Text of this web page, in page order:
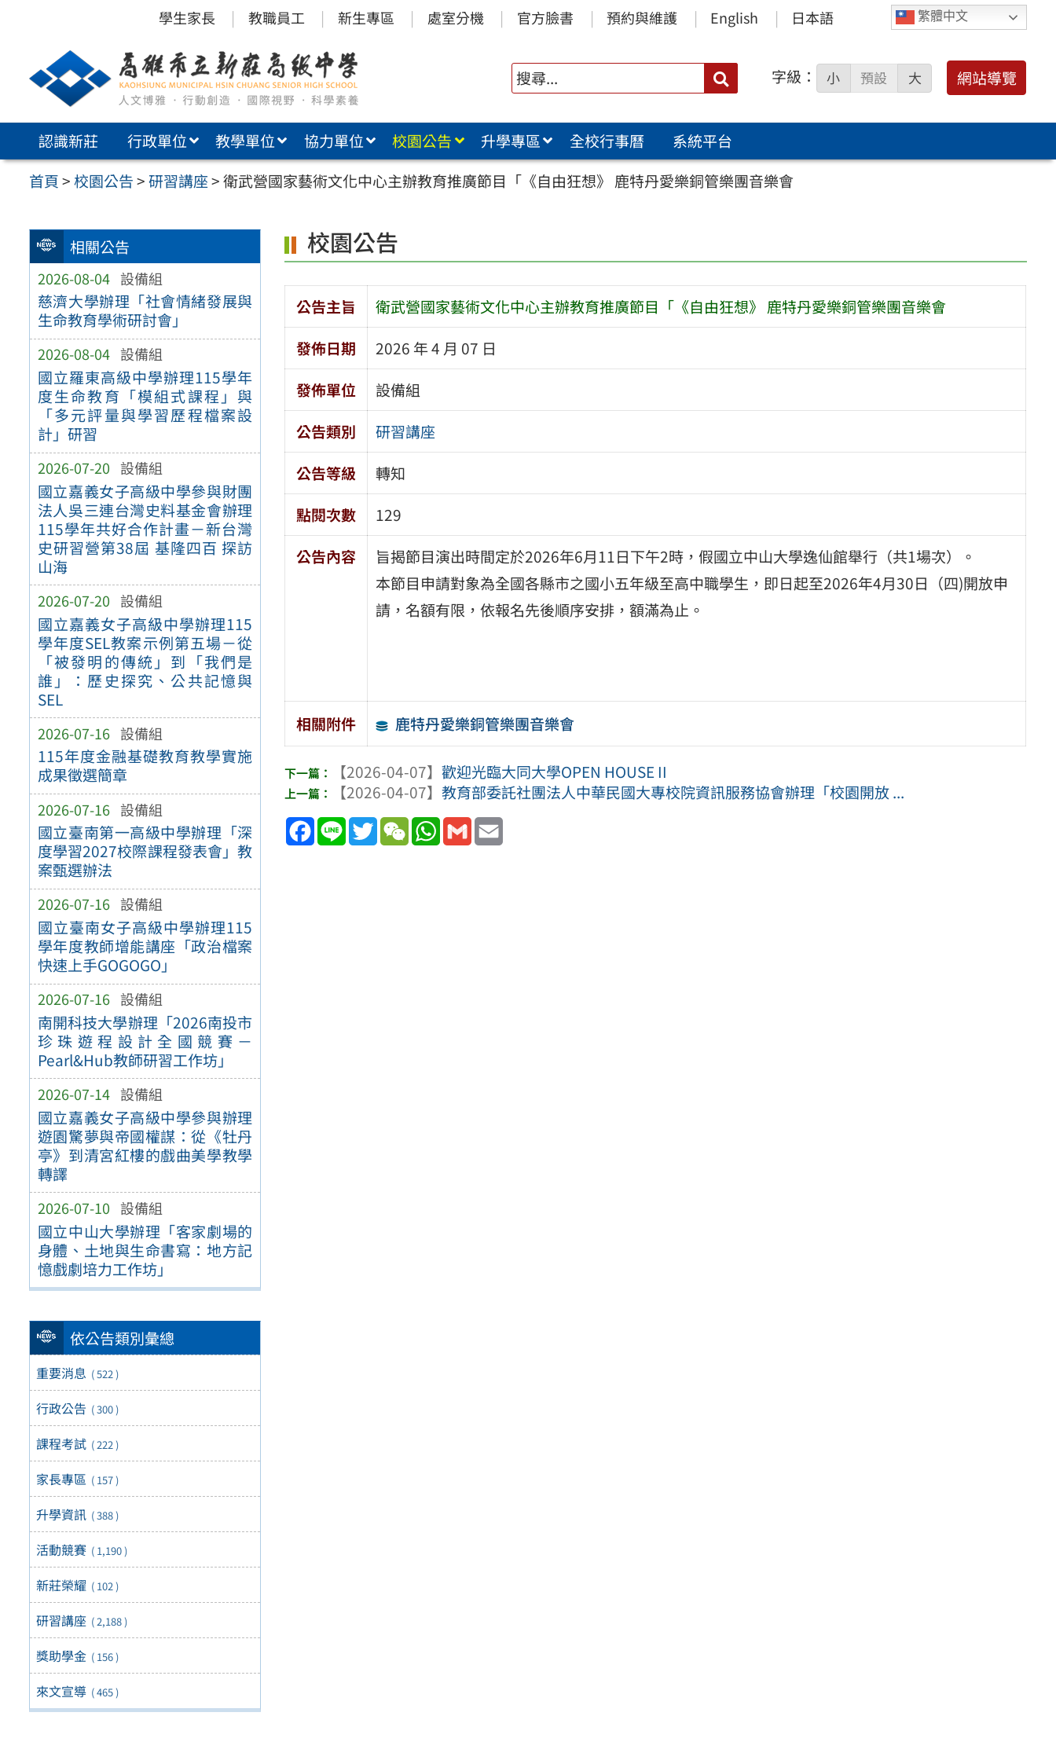
內
繁體中文
學生家長 教職員工 新生專區 處室分機 官方臉書 預約與維護 English 日本語
搜
尋：
字級： 小 預設 大 網站導覽
認識新莊 行政單位 教學單位 協力單位 校園公告 升學專區 全校行事曆
系統平台
首頁>校園公告>研習講座>衛武營國家藝術文化中心主辦教育推廣節目「《自由狂想》 鹿特丹愛樂銅管樂團音樂會
相關公告
2026-08-04 設備組
慈濟大學辦理「社會情緒發展與
生命教育學術研討會」
2026-08-04 設備組
國立羅東高級中學辦理115學年
度生命教育「模組式課程」與
「多元評量與學習歷程檔案設
計」研習
2026-07-20 設備組
國立嘉義女子高級中學參與財團
法人吳三連台灣史料基金會辦理
115學年共好合作計畫－新台灣
史研習營第38屆 基隆四百 探訪
山海
2026-07-20 設備組
國立嘉義女子高級中學辦理115
學年度SEL教案示例第五場－從
「被發明的傳統」到「我們是
誰」：歷史探究、公共記憶與
SEL
2026-07-16 設備組
115年度金融基礎教育教學實施
成果徵選簡章
2026-07-16 設備組
國立臺南第一高級中學辦理「深
度學習2027校際課程發表會」教
案甄選辦法
2026-07-16 設備組
國立臺南女子高級中學辦理115
學年度教師增能講座「政治檔案
快速上手GOGOGO」
2026-07-16 設備組
南開科技大學辦理「2026南投市
珍珠遊程設計全國競賽－
Pearl&Hub教師研習工作坊」
2026-07-14 設備組
國立嘉義女子高級中學參與辦理
遊園驚夢與帝國權謀：從《牡丹
亭》到清宮紅樓的戲曲美學教學
轉譯
2026-07-10 設備組
國立中山大學辦理「客家劇場的
身體、土地與生命書寫：地方記
憶戲劇培力工作坊」
依公告類別彙總
重要消息 ( 522 )
行政公告 ( 300 )
課程考試 ( 222 )
家長專區 ( 157 )
升學資訊 ( 388 )
活動競賽 ( 1,190 )
新莊榮耀 ( 102 )
研習講座 ( 2,188 )
獎助學金 ( 156 )
來文宣導 ( 465 )
校園公告
公告主旨
衛武營國家藝術文化中心主辦教育推廣節目「《自由狂想》 鹿特丹愛樂銅管樂團音樂會
發佈日期
2026 年 4 月 07 日
發佈單位
設備組
公告類別
研習講座
公告等級
轉知
點閱次數
129
公告內容
旨揭節目演出時間定於2026年6月11日下午2時，假國立中山大學逸仙館舉行（共1場次）。
本節目申請對象為全國各縣市之國小五年級至高中職學生，即日起至2026年4月30日（四)開放申
請，名額有限，依報名先後順序安排，額滿為止。
相關附件 鹿特丹愛樂銅管樂團音樂會
【2026-04-07】歡迎光臨大同大學OPEN HOUSE II
【2026-04-07】教育部委託社團法人中華民國大專校院資訊服務協會辦理「校園開放 ...
Facebook
Line TwitterWeChatWhatsApp
Gmail